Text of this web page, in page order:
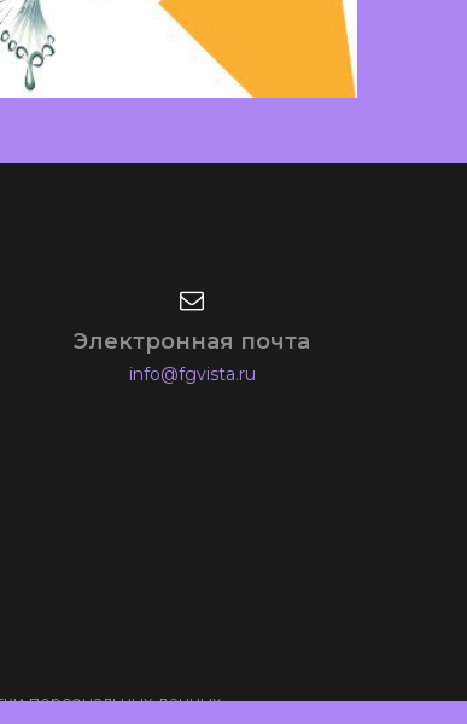
Электронная почта
info@fgvista.ru
персональных данных.